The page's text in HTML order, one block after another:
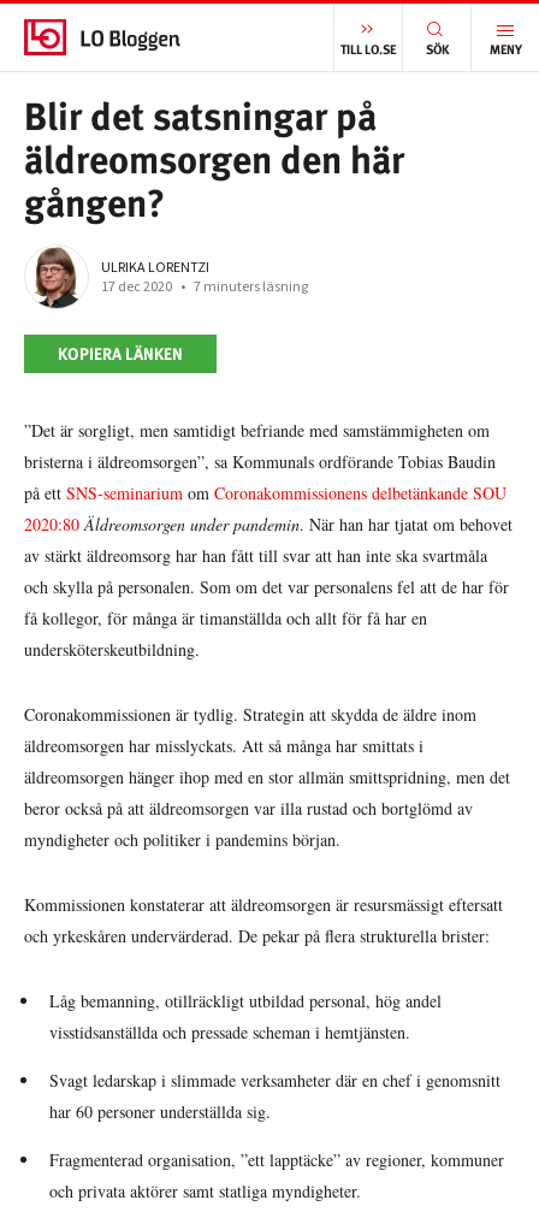
TILL LO.SE SÖK MENY
START/ BLIR DET SATSNINGAR PÅ ÄLDREOMSORGEN DEN HÄR GÅNGEN?
Blir det satsningar på
äldreomsorgen den här
gången?
ULRIKA LORENTZI
17 dec 2020 • 7 minuters läsning
KOPIERA LÄNKEN
”Det är sorgligt, men samtidigt befriande med samstämmigheten om
bristerna i äldreomsorgen”, sa Kommunals ordförande Tobias Baudin
på ett SNS-seminarium om Coronakommissionens delbetänkande SOU
2020:80Äldreomsorgen under pandemin. När han har tjatat om behovet
av stärkt äldreomsorg har han fått till svar att han inte ska svartmåla
och skylla på personalen. Som om det var personalens fel att de har för
få kollegor, för många är timanställda och allt för få har en
undersköterskeutbildning.
Coronakommissionen är tydlig. Strategin att skydda de äldre inom
äldreomsorgen har misslyckats. Att så många har smittats i
äldreomsorgen hänger ihop med en stor allmän smittspridning, men det
beror också på att äldreomsorgen var illa rustad och bortglömd av
myndigheter och politiker i pandemins början.
Kommissionen konstaterar att äldreomsorgen är resursmässigt eftersatt
och yrkeskåren undervärderad. De pekar på flera strukturella brister:
Låg bemanning, otillräckligt utbildad personal, hög andel
visstidsanställda och pressade scheman i hemtjänsten.
Svagt ledarskap i slimmade verksamheter där en chef i genomsnitt
har 60 personer underställda sig.
Fragmenterad organisation, ”ett lapptäcke” av regioner, kommuner
och privata aktörer samt statliga myndigheter.